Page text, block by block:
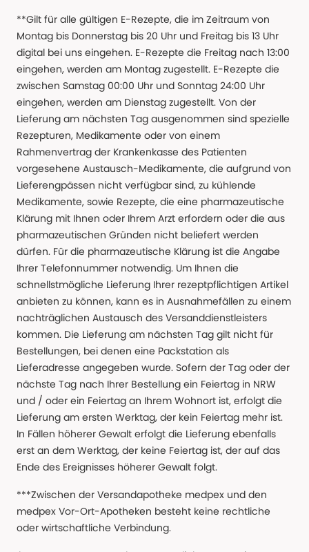
**Gilt für alle gültigen E-Rezepte, die im Zeitraum von
Montag bis Donnerstag bis 20 Uhr und Freitag bis 13 Uhr
digital bei uns eingehen. E-Rezepte die Freitag nach 13:00
eingehen, werden am Montag zugestellt. E-Rezepte die
zwischen Samstag 00:00 Uhr und Sonntag 24:00 Uhr
eingehen, werden am Dienstag zugestellt. Von der
Lieferung am nächsten Tag ausgenommen sind spezielle
Rezepturen, Medikamente oder von einem
Rahmenvertrag der Krankenkasse des Patienten
vorgesehene Austausch-Medikamente, die aufgrund von
Lieferengpässen nicht verfügbar sind, zu kühlende
Medikamente, sowie Rezepte, die eine pharmazeutische
Klärung mit Ihnen oder Ihrem Arzt erfordern oder die aus
pharmazeutischen Gründen nicht beliefert werden
dürfen. Für die pharmazeutische Klärung ist die Angabe
Ihrer Telefonnummer notwendig. Um Ihnen die
schnellstmögliche Lieferung Ihrer rezeptpflichtigen Artikel
anbieten zu können, kann es in Ausnahmefällen zu einem
nachträglichen Austausch des Versanddienstleisters
kommen. Die Lieferung am nächsten Tag gilt nicht für
Bestellungen, bei denen eine Packstation als
Lieferadresse angegeben wurde. Sofern der Tag oder der
nächste Tag nach Ihrer Bestellung ein Feiertag in NRW
und / oder ein Feiertag an Ihrem Wohnort ist, erfolgt die
Lieferung am ersten Werktag, der kein Feiertag mehr ist.
In Fällen höherer Gewalt erfolgt die Lieferung ebenfalls
erst an dem Werktag, der keine Feiertag ist, der auf das
Ende des Ereignisses höherer Gewalt folgt.
***Zwischen der Versandapotheke medpex und den
medpex Vor-Ort-Apotheken besteht keine rechtliche
oder wirtschaftliche Verbindung.